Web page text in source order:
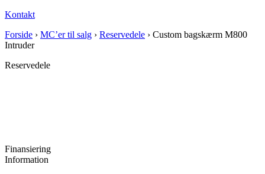
Kontakt
Forside › MC’er til salg › Reservedele › Custom bagskærm M800
Intruder
Reservedele
Finansiering
Information